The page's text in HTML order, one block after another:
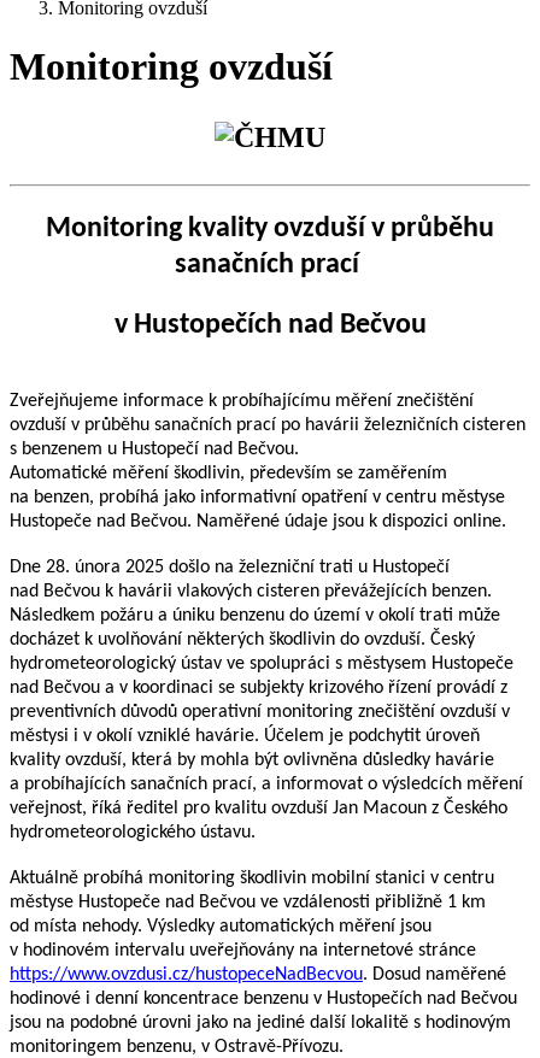
Monitoring ovzduší
Monitoring ovzduší
Monitoring kvality ovzduší v průběhu
sanačních prací
vHustopečích nad Bečvou
Zveřejňujeme informace k probíhajícímu měření znečištění
ovzduší v průběhu sanačních prací po havárii železničních cisteren
s benzenem u Hustopečí nad Bečvou.
Automatické měření škodlivin, především se zaměřením
na benzen, probíhá jako informativní opatření v centru městyse
Hustopeče nad Bečvou. Naměřené údaje jsou k dispozici online.
Dne 28. února 2025 došlo na železniční trati u Hustopečí
nad Bečvou k havárii vlakových cisteren převážejících benzen.
Následkem požáru a úniku benzenu do území v okolí trati může
docházet k uvolňování některých škodlivin do ovzduší. Český
hydrometeorologický ústav ve spolupráci s městysem Hustopeče
nad Bečvou a v koordinaci se subjekty krizového řízení provádí z
preventivních důvodů operativní monitoring znečištění ovzduší v
městysi i v okolí vzniklé havárie. Účelem je podchytit úroveň
kvality ovzduší, která by mohla být ovlivněna důsledky havárie
a probíhajících sanačních prací, a informovat o výsledcích měření
veřejnost, říká ředitel pro kvalitu ovzduší Jan Macoun z Českého
hydrometeorologického ústavu.
Aktuálně probíhá monitoring škod livin mobilní stanici v centru
městyse Hustopeče nad Bečvou ve vzdálenosti přibližně 1 km
od místa nehody. Výsledky automatických měření jsou
v hodinovém intervalu uveřejňovány na internetové stránce
https://www.ovzdusi.cz/hustopeceNadBecvou. Dosud naměřené
hodinové i denní koncentrace benzenu v Hustopečích nad Bečvou
jsou na podobné úrovni jako na jediné další lokalitě s hodinovým
monitoringem benzenu, v Ostravě-Přívozu.